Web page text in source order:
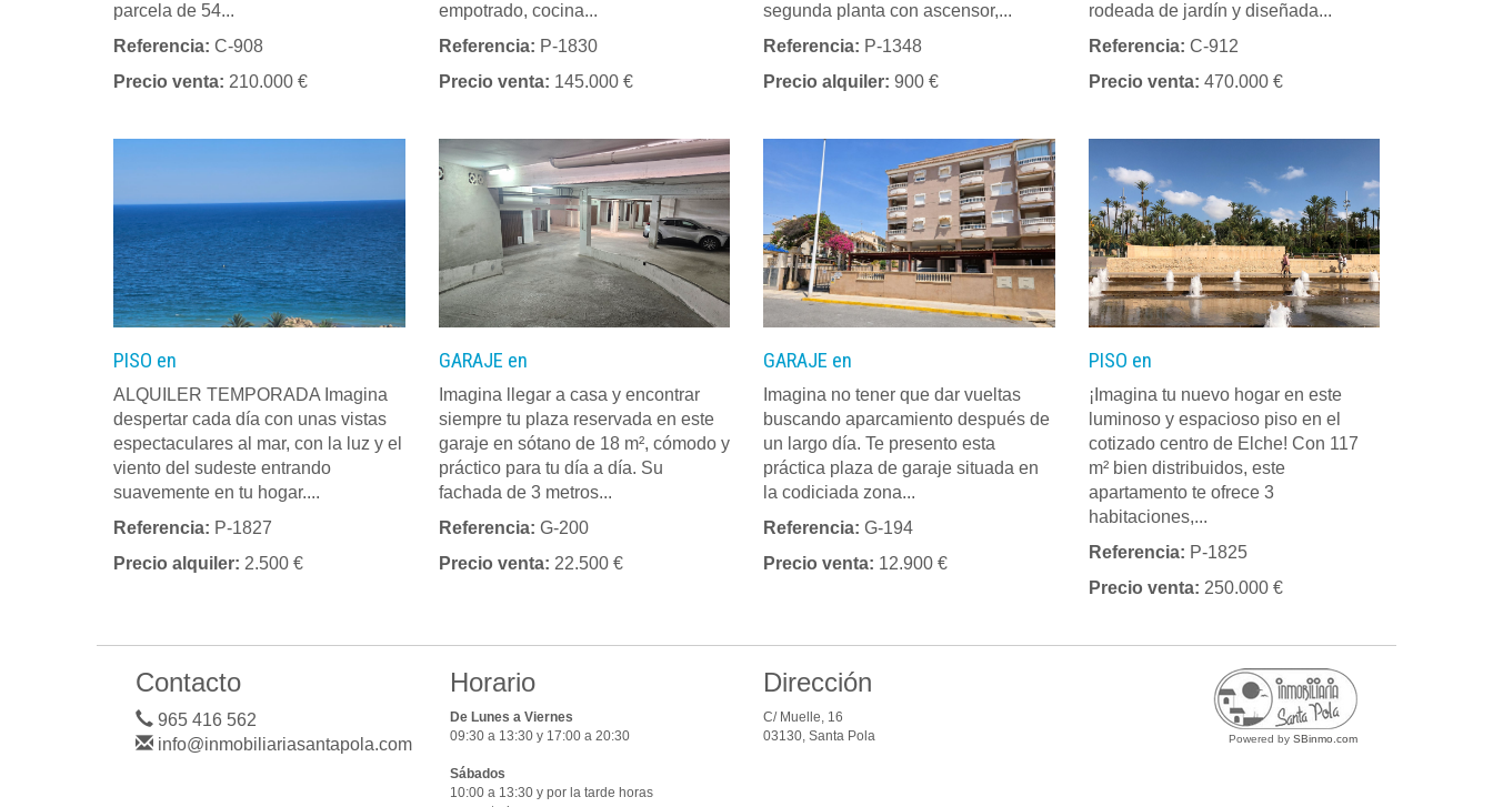
parcela de 54...
Referencia: C-908
Precio venta: 210.000 €
empotrado, cocina...
Referencia: P-1830
Precio venta: 145.000 €
segunda planta con ascensor,...
Referencia: P-1348
Precio alquiler: 900 €
rodeada de jardín y diseñada...
Referencia: C-912
Precio venta: 470.000 €
PISO en
ALQUILER TEMPORADA Imagina
despertar cada día con unas vistas
espectaculares al mar, con la luz y el
viento del sudeste entrando
suavemente en tu hogar....
Referencia: P-1827
Precio alquiler: 2.500 €
GARAJE en
Imagina llegar a casa y encontrar
siempre tu plaza reservada en este
garaje en sótano de 18 m², cómodo y
práctico para tu día a día. Su
fachada de 3 metros...
Referencia: G-200
Precio venta: 22.500 €
GARAJE en
Imagina no tener que dar vueltas
buscando aparcamiento después de
un largo día. Te presento esta
práctica plaza de garaje situada en
la codiciada zona...
Referencia: G-194
Precio venta: 12.900 €
PISO en
¡Imagina tu nuevo hogar en este
luminoso y espacioso piso en el
cotizado centro de Elche! Con 117
m² bien distribuidos, este
apartamento te ofrece 3
habitaciones,...
Referencia: P-1825
Precio venta: 250.000 €
Contacto
965 416 562
info@inmobiliariasantapola.com
Horario
De Lunes a Viernes
09:30 a 13:30 y 17:00 a 20:30
Sábados
10:00 a 13:30 y por la tarde horas
Dirección
C/ Muelle, 16
03130, Santa Pola
Powered by SBinmo.com